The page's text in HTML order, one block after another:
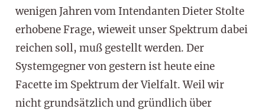
wenigen Jahren vom Intendanten Dieter Stolte
erhobene Frage, wieweit unser Spektrum dabei
reichen soll, muß gestellt werden. Der
Systemgegner von gestern ist heute eine
Facette im Spektrum der Vielfalt. Weil wir
nicht grundsätzlich und gründlich über